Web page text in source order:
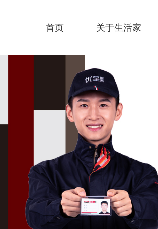
首页 关于生活家